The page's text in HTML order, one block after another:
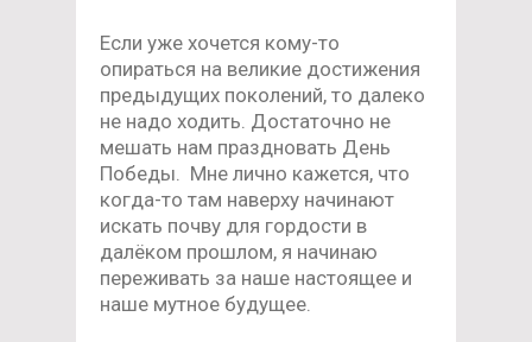
Если уже хочется кому-то
опираться на великие достижения
предыдущих поколений, то далеко
не надо ходить. Достаточно не
мешать нам праздновать День
Победы. Мне лично кажется, что
когда-то там наверху начинают
искать почву для гордости в
далёком прошлом, я начинаю
переживать за наше настоящее и
наше мутное будущее.